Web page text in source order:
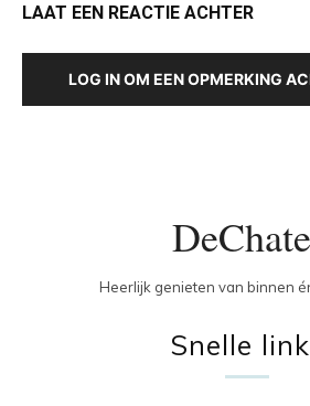
LAAT EEN REACTIE ACHTER
LOG IN OM EEN OPMERKING
Heerlijk genieten van binnen
Snelle